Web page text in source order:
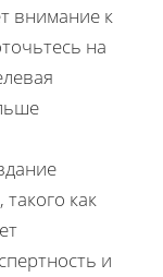
внимание к
на
как
и